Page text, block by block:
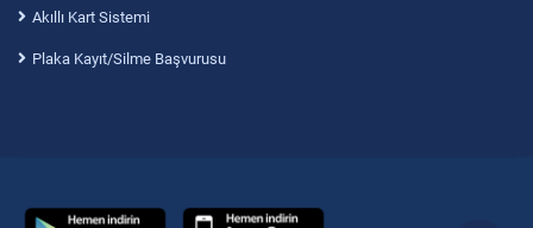
Akıllı Kart Sistemi
Plaka Kayıt/Silme Başvurusu